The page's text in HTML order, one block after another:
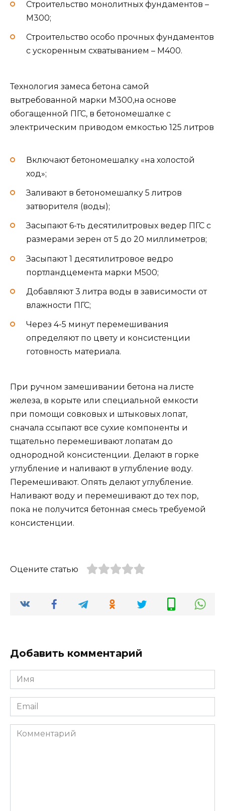
Строительство монолитных фундаментов –
М300;
Строительство особо прочных фундаментов
с ускоренным схватыванием – М400.
Технология замеса бетона самой
вытребованной марки М300,на основе
обогащенной ПГС, в бетономешалке с
электрическим приводом емкостью 125 литров
Включают бетономешалку «на холостой
ход»;
Заливают в бетономешалку 5 литров
затворителя (воды);
Засыпают 6-ть десятилитровых ведер ПГС с
размерами зерен от 5 до 20 миллиметров;
Засыпают 1 десятилитровое ведро
портландцемента марки М500;
Добавляют 3 литра воды в зависимости от
влажности ПГС;
Через 4-5 минут перемешивания
определяют по цвету и консистенции
готовность материала.
При ручном замешивании бетона на листе
железа, в корыте или специальной емкости
при помощи совковых и штыковых лопат,
сначала ссыпают все сухие компоненты и
тщательно перемешивают лопатам до
однородной консистенции. Делают в горке
углубление и наливают в углубление воду.
Перемешивают. Опять делают углубление.
Наливают воду и перемешивают до тех пор,
пока не получится бетонная смесь требуемой
консистенции.
Оцените статью
Добавить комментарий
Имя
*
Email
*
Комментарий